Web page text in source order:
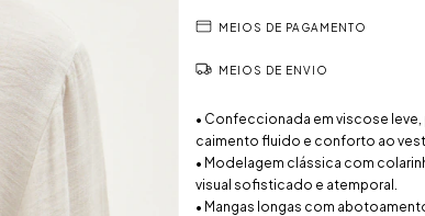
MEIOS DE PAGAMENTO
MEIOS DE ENVIO
• Confeccionada em viscose
caimento fluido e conforto ao
• Modelagem clássica com
visual sofisticado e atemporal.
• Mangas longas com